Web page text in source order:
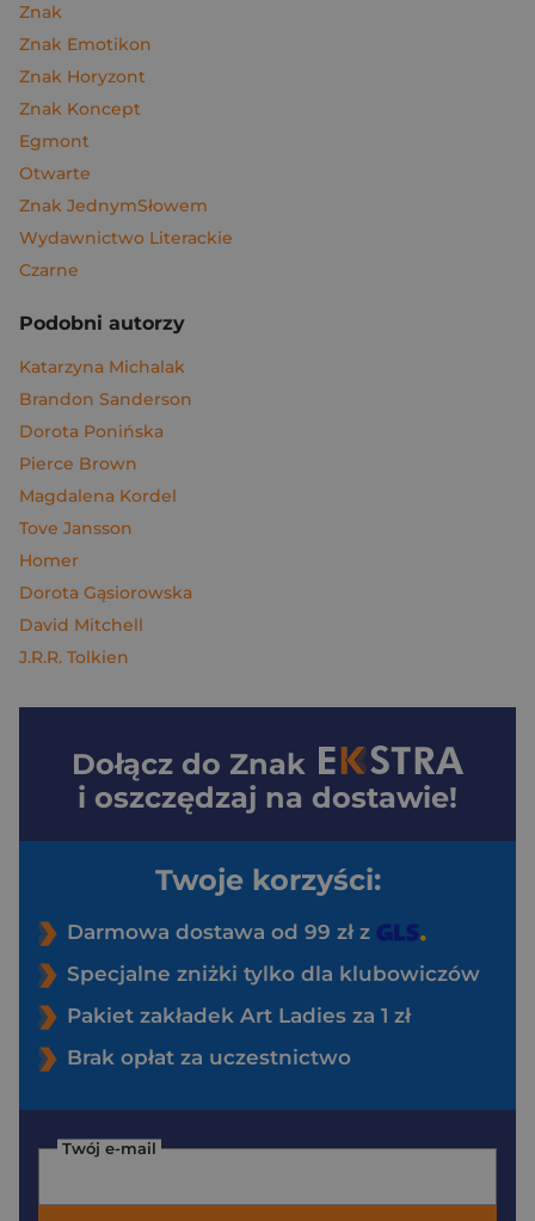
Znak
Znak Emotikon
Znak Horyzont
Znak Koncept
Egmont
Otwarte
Znak JednymSłowem
Wydawnictwo Literackie
Czarne
Podobni autorzy
Katarzyna Michalak
Brandon Sanderson
Dorota Ponińska
Pierce Brown
Magdalena Kordel
Tove Jansson
Homer
Dorota Gąsiorowska
David Mitchell
J.R.R. Tolkien
Dołącz do Znak
i oszczędzaj na dostawie!
Twoje korzyści:
Darmowa dostawa od 99 zł z
Specjalne zniżki tylko dla klubowiczów
Pakiet zakładek Art Ladies za 1 zł
Brak opłat za uczestnictwo
Twój e-mail